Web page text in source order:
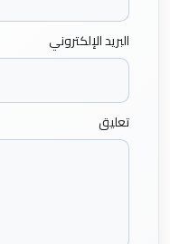
البريد الإلكتروني
تعليق